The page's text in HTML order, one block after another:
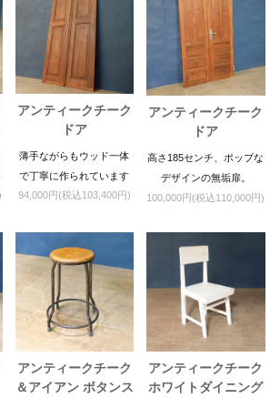
アンティークチーク
ドア
薄手ながらもウッド一体
で丁寧に作られています
94,000円(税込103,400円)
アンティークチーク
ドア
高さ185センチ、ポップな
デザインの無垢扉。
100,000円(税込110,000円)
アンティークチーク
＆アイアン ボタンス
アンティークチーク
ホワイトダイニング